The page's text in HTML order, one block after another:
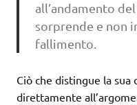
all’andamento
sorprende e non
fallimento.
Ciò che distingue la sua
direttamente